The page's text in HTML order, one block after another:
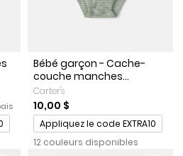
par le fabricant
de rabais
Bébé garçon - Cache-
couche manches...
Carter's
10,00 $
Promotions
Appliquez le code EXTRA10
12 couleurs disponibles